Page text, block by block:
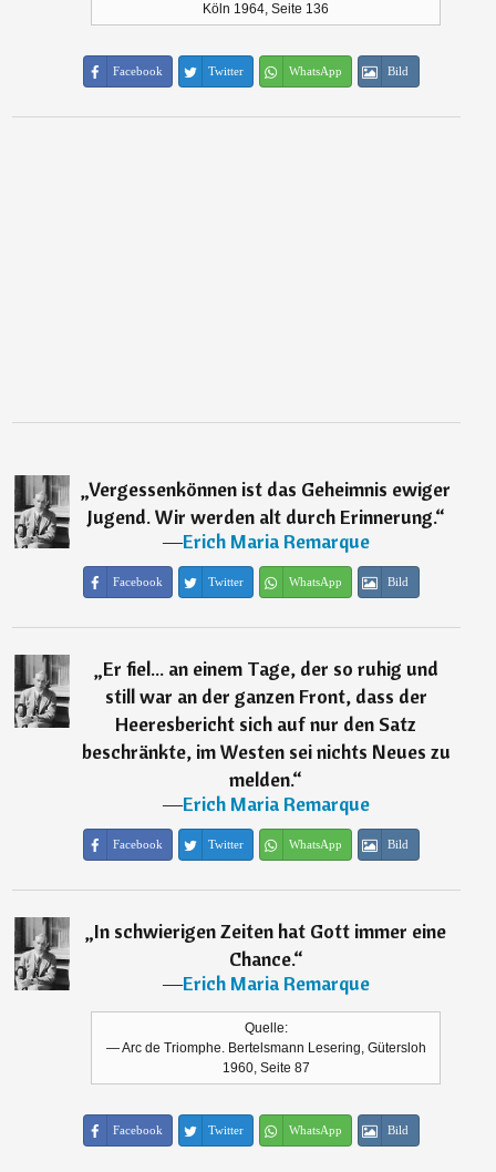
Köln 1964, Seite 136
Facebook Twitter WhatsApp Bild
„Vergessenkönnen ist das Geheimnis ewiger
Jugend. Wir werden alt durch Erinnerung.“
―Erich Maria Remarque
Facebook Twitter WhatsApp Bild
„Er fiel... an einem Tage, der so ruhig und
still war an der ganzen Front, dass der
Heeresbericht sich auf nur den Satz
beschränkte, im Westen sei nichts Neues zu
melden.“
―Erich Maria Remarque
Facebook Twitter WhatsApp Bild
„In schwierigen Zeiten hat Gott immer eine
Chance.“
―Erich Maria Remarque
Quelle:
— Arc de Triomphe. Bertelsmann Lesering, Gütersloh
1960, Seite 87
Facebook Twitter WhatsApp Bild